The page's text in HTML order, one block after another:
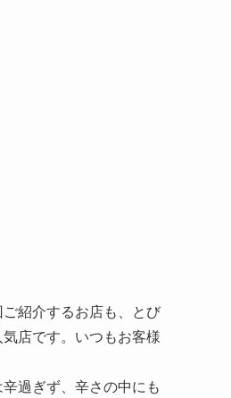
紹介するお店も、とび
店です。いつもお客様
過ぎず、辛さの中にも